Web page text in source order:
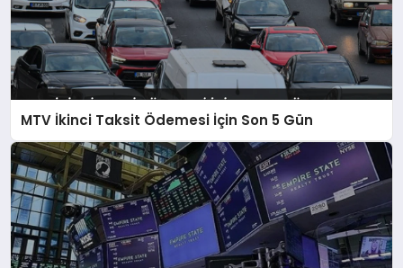
MTV İkinci Taksit Ödemesi İçin Son 5 Gün